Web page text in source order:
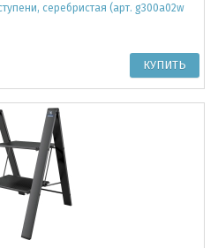
серебристая (арт. g300a02w